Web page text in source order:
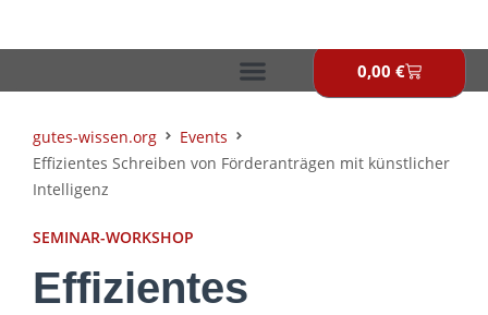
0,00 €
gutes-wissen.org
Events
Effizientes Schreiben von Förderanträgen mit künstlicher
Intelligenz
SEMINAR-WORKSHOP
Effizientes